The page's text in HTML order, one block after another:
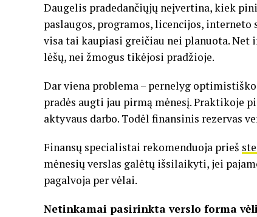
Daugelis pradedančiųjų neįvertina, kiek
paslaugos, programos, licencijos,
visa tai kaupiasi greičiau nei planuota.
lėšų, nei žmogus tikėjosi pradžioje.
Dar viena problema – pernelyg
pradės augti jau pirmą mėnesį.Praktikoje
aktyvaus darbo. Todėl finansinis rezervas
Finansų specialistai rekomenduoja prieš
mėnesių verslas galėtų išsilaikyti, jei
pagalvoja per vėlai.
Netinkamai pasirinkta verslo forma